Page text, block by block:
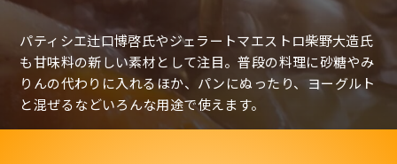
パティシエ辻口博啓氏やジェラートマエストロ柴野大造氏
も甘味料の新しい素材として注目。普段の料理に砂糖やみ
りんの代わりに入れるほか、パンにぬったり、ヨーグルト
と混ぜるなどいろんな用途で使えます。